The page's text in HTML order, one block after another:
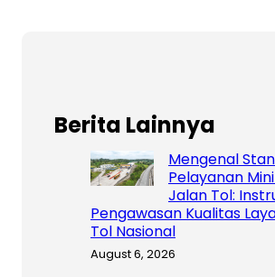
Berita Lainnya
Mengenal
Pelayanan
Jalan Tol:
Pengawasan Kualitas
Tol Nasional
August 6, 2026